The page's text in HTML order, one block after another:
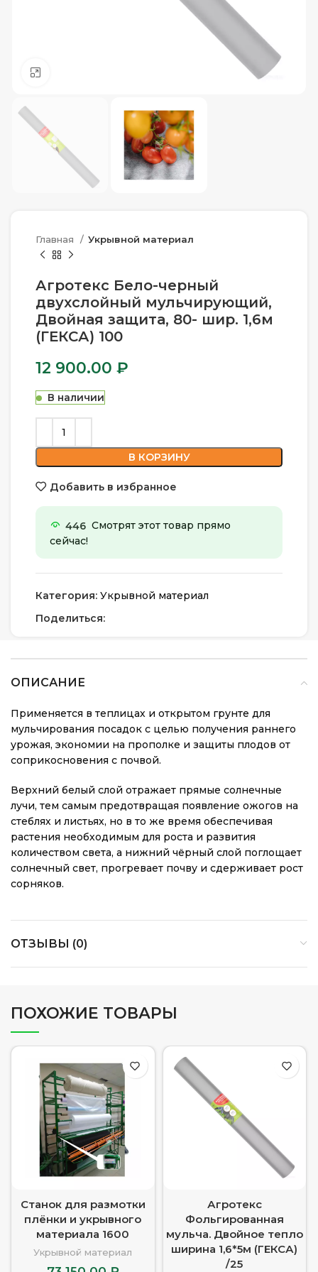
Главная Укрывной материал
Агротекс Бело-черный
двухслойный мульчирующий,
Двойная защита, 80- шир. 1,6м
(ГЕКСА) 100
12 900.00 ₽
В наличии
В КОРЗИНУ
Добавить в избранное
446 Смотрят этот товар прямо
сейчас!
Категория: Укрывной материал
Поделиться:
ОПИСАНИЕ
Применяется в теплицах и открытом грунте для
мульчирования посадок с целью получения раннего
урожая, экономии на прополке и защиты плодов от
соприкосновения с почвой.
Верхний белый слой отражает прямые солнечные
лучи, тем самым предотвращая появление ожогов на
стеблях и листьях, но в то же время обеспечивая
растения необходимым для роста и развития
количеством света, а нижний чёрный слой поглощает
солнечный свет, прогревает почву и сдерживает рост
сорняков.
ОТЗЫВЫ (0)
ПОХОЖИЕ ТОВАРЫ
Станок для размотки
плёнки и укрывного
материала 1600
Укрывной материал
Агротекс
Фольгированная
мульча. Двойное тепло
ширина 1,6*5м (ГЕКСА)
/25